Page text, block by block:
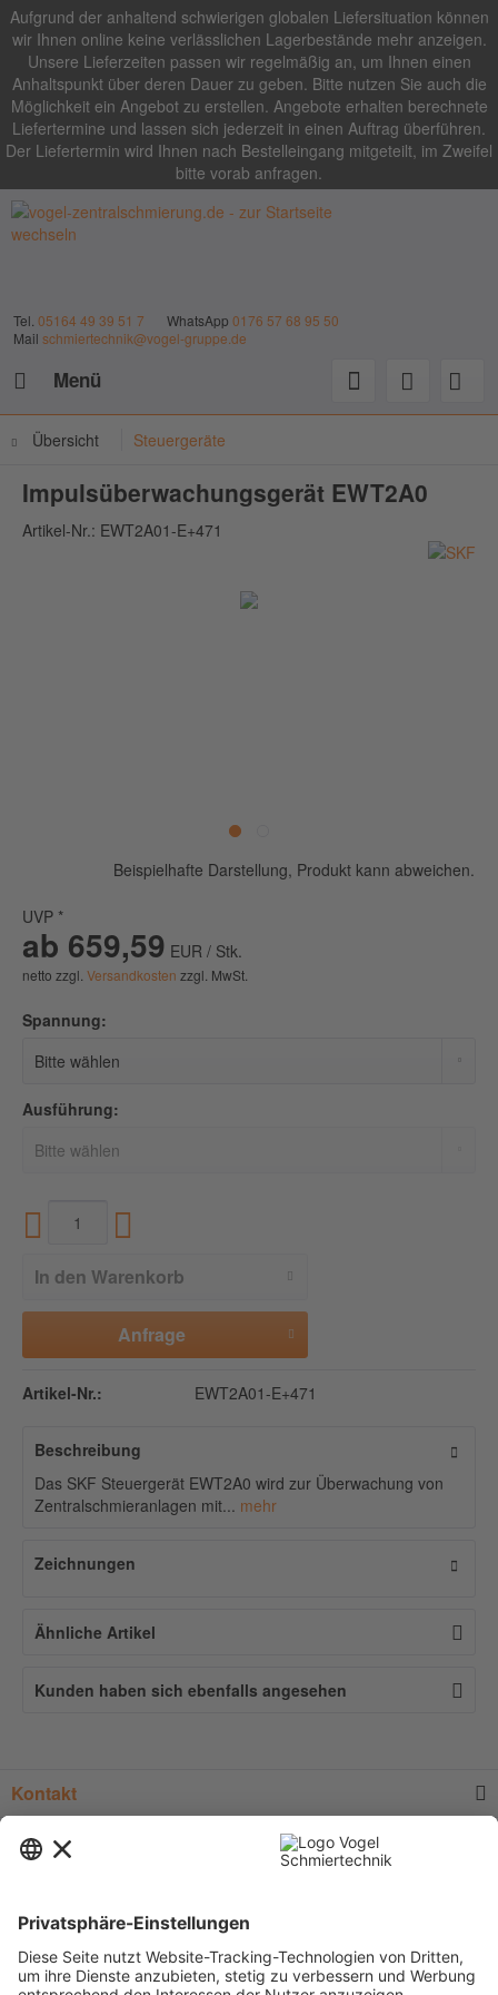
Aufgrund der anhaltend schwierigen globalen Liefersituation können
wir Ihnen online keine verlässlichen Lagerbestände mehr anzeigen.
Unsere Lieferzeiten passen wir regelmäßig an, um Ihnen einen
Anhaltspunkt über deren Dauer zu geben. Bitte nutzen Sie auch die
Möglichkeit ein Angebot zu erstellen. Angebote erhalten berechnete
Liefertermine und lassen sich jederzeit in einen Auftrag überführen.
Der Liefertermin wird Ihnen nach Bestelleingang mitgeteilt, im Zweifel
bitte vorab anfragen.
Tel. 05164 49 39 51 7 WhatsApp 0176 57 68 95 50
Mail schmiertechnik@vogel-gruppe.de
Menü
Übersicht Steuergeräte
Impulsüberwachungsgerät EWT2A0
Artikel-Nr.: EWT2A01-E+471
Beispielhafte Darstellung, Produkt kann abweichen.
UVP *
ab 659,59 EUR / Stk.
netto zzgl. Versandkosten zzgl. MwSt.
Spannung:
Ausführung:
In den Warenkorb
Anfrage
Artikel-Nr.: EWT2A01-E+471
Beschreibung
Das SKF Steuergerät EWT2A0 wird zur Überwachung von
Zentralschmieranlagen mit... mehr
Zeichnungen
Ähnliche Artikel
Kunden haben sich ebenfalls angesehen
Kontakt
Service
Newsletter